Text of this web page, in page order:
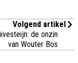
Volgend artikel
de onzin
van Wouter Bos